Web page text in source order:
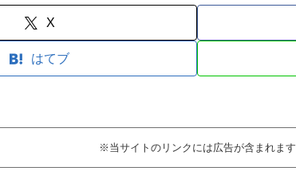
X
はてブ
※当サイトのリンクには広告が含まれます